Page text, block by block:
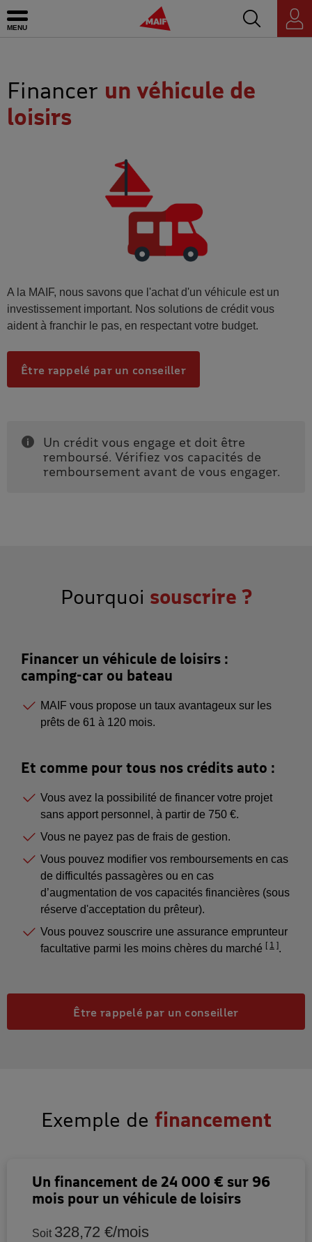
Ouvrir le menu MAIF - Allez à l'accueil de maif.fr
Accédez au
Espace
personnel
Financer un véhicule de
loisirs
A la MAIF, nous savons que l'achat d'un véhicule est un
investissement important. Nos solutions de crédit vous
aident à franchir le pas, en respectant votre budget.
Être rappelé par un conseiller
Information
Un crédit vous engage et doit être
remboursé. Vérifiez vos capacités de
remboursement avant de vous engager.
Pourquoi souscrire ?
Financer un véhicule de loisirs :
camping-car ou bateau
MAIF vous propose un taux avantageux sur les
prêts de 61 à 120 mois.
Et comme pour tous nos crédits auto :
Vous avez la possibilité de financer votre projet
sans apport personnel, à partir de 750 €.
Vous ne payez pas de frais de gestion.
Vous pouvez modifier vos remboursements en cas
de difficultés passagères ou en cas
d’augmentation de vos capacités financières (sous
réserve d'acceptation du prêteur).
Vous pouvez souscrire une assurance emprunteur
facultative parmi les moins chères du marché
1 .
Être rappelé par un conseiller
Exemple de financement
Un financement de 24 000 € sur 96
mois pour un véhicule de loisirs
Soit 328,72 €/mois